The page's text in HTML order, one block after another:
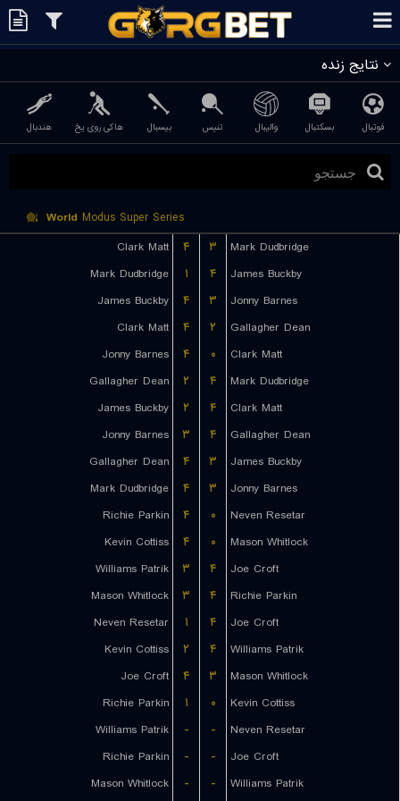
نتایج زنده
فوتبال بسکتبال والیبال تنیس بیسبال هاکی روی یخ هندبال
World Modus Super Series
Clark Matt
۴ ۳
Mark Dudbridge
Mark Dudbridge
۱ ۴
James Buckby
James Buckby
۴ ۳
Jonny Barnes
Clark Matt
۴ ۲
Gallagher Dean
Jonny Barnes
۴ ۰
Clark Matt
Gallagher Dean
۲ ۴
Mark Dudbridge
James Buckby
۲ ۴
Clark Matt
Jonny Barnes
۳ ۴
Gallagher Dean
Gallagher Dean
۴ ۳
James Buckby
Mark Dudbridge
۴ ۳
Jonny Barnes
Richie Parkin
۴ ۰
Neven Resetar
Kevin Cottiss
۴ ۰
Mason Whitlock
Williams Patrik
۳ ۴
Joe Croft
Mason Whitlock
۳ ۴
Richie Parkin
Neven Resetar
۱ ۴
Joe Croft
Kevin Cottiss
۲ ۴
Williams Patrik
Joe Croft
۴ ۳
Mason Whitlock
Richie Parkin
۱ ۰
Kevin Cottiss
Williams Patrik
- -
Neven Resetar
Richie Parkin
- -
Joe Croft
Mason Whitlock
- - Williams Patrik